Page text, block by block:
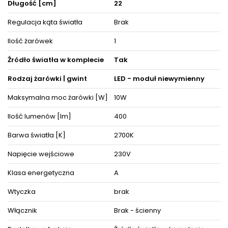
dzięki czemu można dopasować ją do różnego typu
pomieszczeń.
Produkt posiada certyfikaty zgodności i objęty jest gwarancją
producenta. Zestaw zawiera instrukcję obsługi oraz elementy
niezbędne do złożenia sprzętu.
ZOBACZ PODOBNE PRODUKTY W KATEGORIACH
Długość [cm]
22
Regulacja kąta światła
Brak
Ilość żarówek
1
Źródło światła w komplecie
Tak
Rodzaj żarówki | gwint
LED - moduł niewymienny
Maksymalna moc żarówki [W]
10W
Ilość lumenów [lm]
400
Barwa światła [K]
2700K
Napięcie wejściowe
230V
Klasa energetyczna
A
Wtyczka
brak
Włącznik
Brak - ścienny